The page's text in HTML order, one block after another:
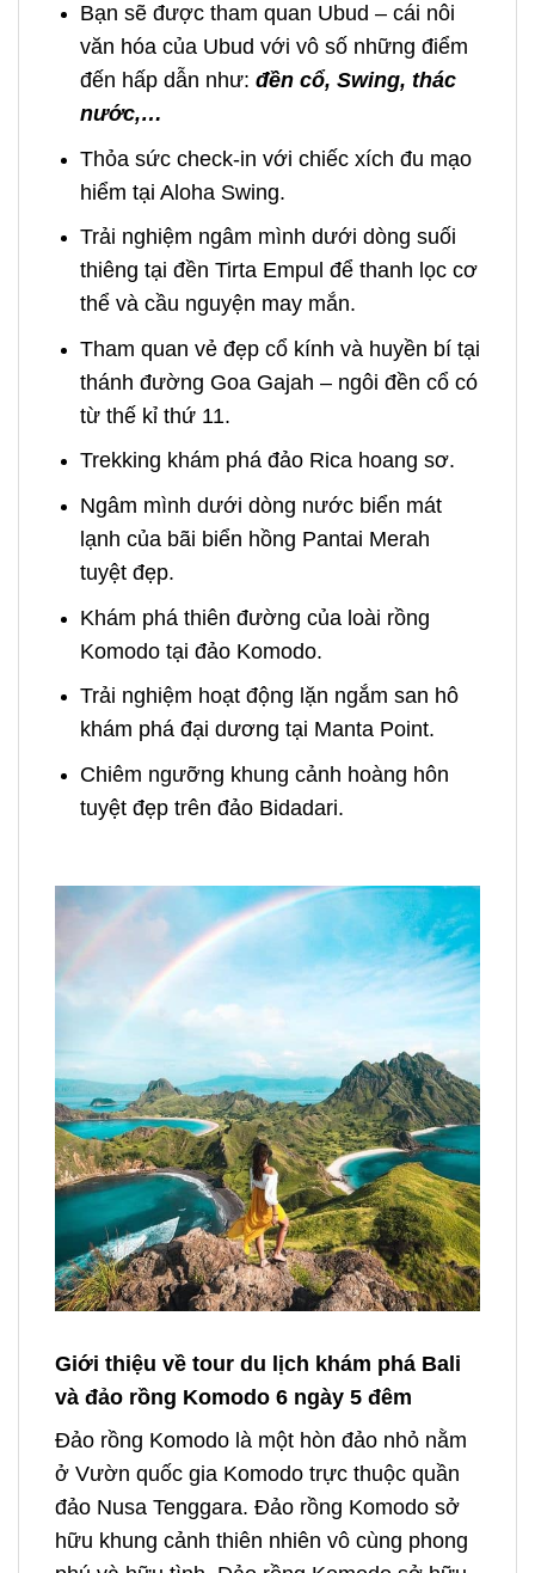
Bạn sẽ được tham quan Ubud – cái nôi
văn hóa của Ubud với vô số những điểm
đến hấp dẫn như: đền cổ, Swing, thác
nước,…
Thỏa sức check-in với chiếc xích đu mạo
hiểm tại Aloha Swing.
Trải nghiệm ngâm mình dưới dòng suối
thiêng tại đền Tirta Empul để thanh lọc cơ
thể và cầu nguyện may mắn.
Tham quan vẻ đẹp cổ kính và huyền bí tại
thánh đường Goa Gajah – ngôi đền cổ có
từ thế kỉ thứ 11.
Trekking khám phá đảo Rica hoang sơ.
Ngâm mình dưới dòng nước biển mát
lạnh của bãi biển hồng Pantai Merah
tuyệt đẹp.
Khám phá thiên đường của loài rồng
Komodo tại đảo Komodo.
Trải nghiệm hoạt động lặn ngắm san hô
khám phá đại dương tại Manta Point.
Chiêm ngưỡng khung cảnh hoàng hôn
tuyệt đẹp trên đảo Bidadari.
Giới thiệu về tour du lịch khám phá Bali
và đảo rồng Komodo 6 ngày 5 đêm
Đảo rồng Komodo là một hòn đảo nhỏ nằm
ở Vườn quốc gia Komodo trực thuộc quần
đảo Nusa Tenggara. Đảo rồng Komodo sở
hữu khung cảnh thiên nhiên vô cùng phong